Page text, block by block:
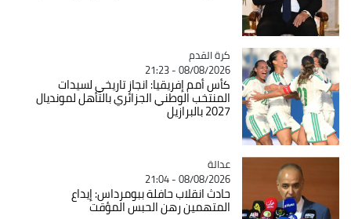
Catégorie
كرة القدم
08/08/2026 - 21:23
كأس أمم إفريقيا: انجاز تاريخي لسيدات
المنتخب الوطني الجزائري بالتأهل لمونديال
2027 بالبرازيل
Catégorie
عدالة
08/08/2026 - 21:04
حادث انقلاب حافلة ببومرداس: إيداع
المتهمين رهن الحبس المؤقت